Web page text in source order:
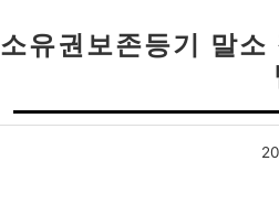
소유권보존등기 말